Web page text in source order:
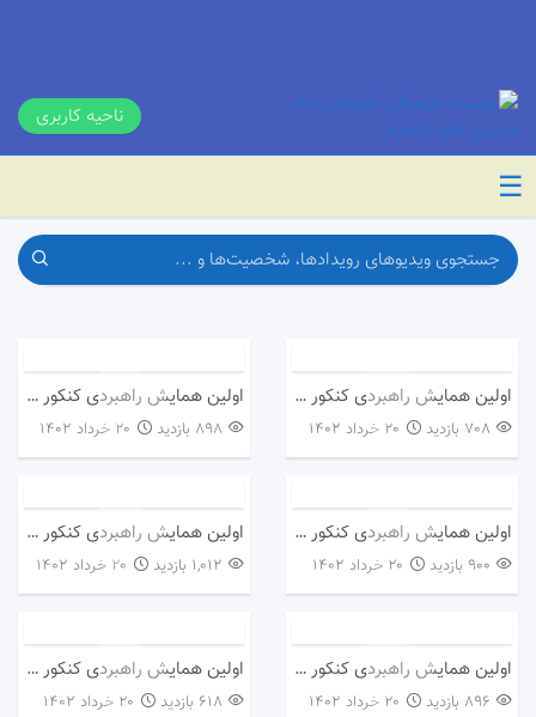
ناحیه کاربری
☰
اولین همایش راهبردی کنکور ۱۴۰۳_مشاور محترم جناب آقای سرگل زایی_ویژه دانش آموزان
708 بازدید ۲۰ خرداد ۱۴۰۲
اولین همایش راهبردی کنکور ۱۴۰۳_مشاور محترم جناب آقای شجاعی زاده_ویژه اولیاء
898 بازدید ۲۰ خرداد ۱۴۰۲
اولین همایش راهبردی کنکور ۱۴۰۳_مشاور محترم جناب آقای شجاعی زاده_ویژه دانش آموزان
900 بازدید ۲۰ خرداد ۱۴۰۲
اولین همایش راهبردی کنکور ۱۴۰۳_مشاور محترم جناب آقای جعفری_ویژه دانش آموزان
1,012 بازدید ۲۰ خرداد ۱۴۰۲
اولین همایش راهبردی کنکور ۱۴۰۳_مشاور محترم جناب آقای جعفری _ویژه اولیاء
896 بازدید ۲۰ خرداد ۱۴۰۲
اولین همایش راهبردی کنکور _ ویژه اولیاء/مشاور محترم جناب آقای حسین سرگل زایی/اردیبهشت ماه ۱۴۰۲
618 بازدید ۲۰ خرداد ۱۴۰۲